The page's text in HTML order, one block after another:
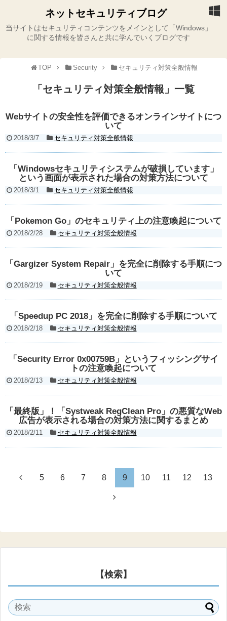
ネットセキュリティブログ
当サイトはセキュリティコンテンツをメインとして「Windows」
に関する情報を皆さんと共に学んでいくブログです
TOP Security セキュリティ対策全般情報
「 セキュリティ対策全般情報 」 一覧
Webサイトの安全性を評価できるオンラインサイトにつ
いて
2018/3/7 セキュリティ対策全般情報
「Windowsセキュリティシステムが破損しています」
という画面が表示された場合の対策方法について
2018/3/1 セキュリティ対策全般情報
「Pokemon Go」のセキュリティ上の注意喚起について
2018/2/28 セキュリティ対策全般情報
「Gargizer System Repair」を完全に削除する手順につ
いて
2018/2/19 セキュリティ対策全般情報
「Speedup PC 2018」を完全に削除する手順について
2018/2/18 セキュリティ対策全般情報
「Security Error 0x00759B」というフィッシングサイ
トの注意喚起について
2018/2/13 セキュリティ対策全般情報
「最終版」！「Systweak RegClean Pro」の悪質なWeb
広告が表示される場合の対策方法に関するまとめ
2018/2/11 セキュリティ対策全般情報
5 6 7 8 9 10 11 12 13
【検索】